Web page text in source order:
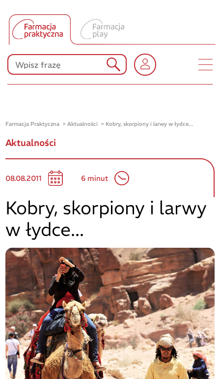
Produkty Polpharmy
KONKURSY
Farmacja Praktyczna Aktualności Kobry, skorpiony i larwy w łydce...
Aktualności
08.08.2011 6 minut
Kobry, skorpiony i larwy
w łydce...